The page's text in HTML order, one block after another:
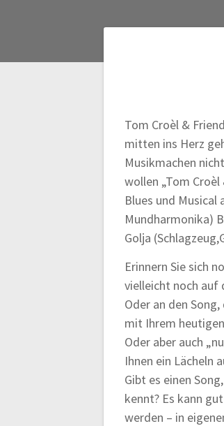
Tom Croèl &
mitten ins Herz
Musikmachen
wollen „Tom Croèl
Blues und Musical
Mundharmonika)
Golja
Erinnern Sie sich
vielleicht noch
Oder an den
mit Ihrem
Oder aber auch
Ihnen ein Lächeln
Gibt es einen
kennt? Es kann
werden – in